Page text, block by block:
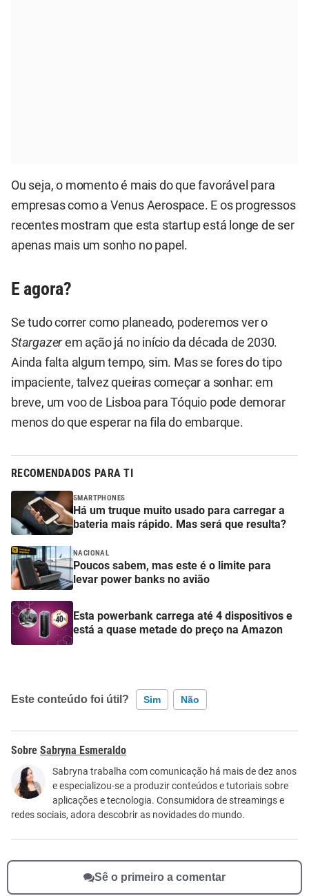
Ou seja, o momento é mais do que favorável para
empresas como a Venus Aerospace. E os progressos
recentes mostram que esta startup está longe de ser
apenas mais um sonho no papel.
E agora?
Se tudo correr como planeado, poderemos ver o
Stargazerem ação já no início da década de 2030.
Ainda falta algum tempo, sim. Mas se fores do tipo
impaciente, talvez queiras começar a sonhar: em
breve, um voo de Lisboa para Tóquio pode demorar
menos do que esperar na fila do embarque.
RECOMENDADOS PARA TI
SMARTPHONES
Há um truque muito usado para carregar a
bateria mais rápido. Mas será que resulta?
NACIONAL
Poucos sabem, mas este é o limite para
levar power banks no avião
Esta powerbank carrega até 4 dispositivos e
está a quase metade do preço na Amazon
Este conteúdo foi útil? Sim Não
Este conteúdo não tem a informação que procuro
Outro
Sabryna Esmeraldo
Sabryna trabalha com comunicação há mais de dez anos
e especializou-se a produzir conteúdos e tutoriais sobre
aplicações e tecnologia. Consumidora de streamings e
redes sociais, adora descobrir as novidades do mundo.
Sê o primeiro a comentar